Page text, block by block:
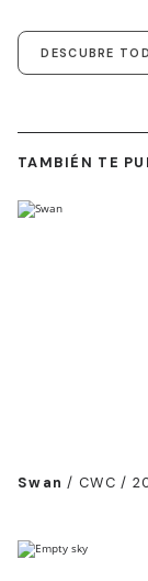
DESCUBRE
TAMBIÉN TE
Swan / CWC /